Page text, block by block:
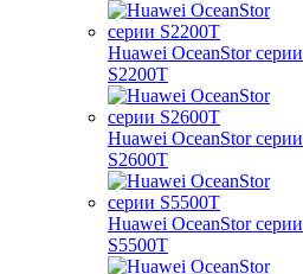
Huawei OceanStor серии
S2200T
Huawei OceanStor серии
S2600T
Huawei OceanStor серии
S5500T